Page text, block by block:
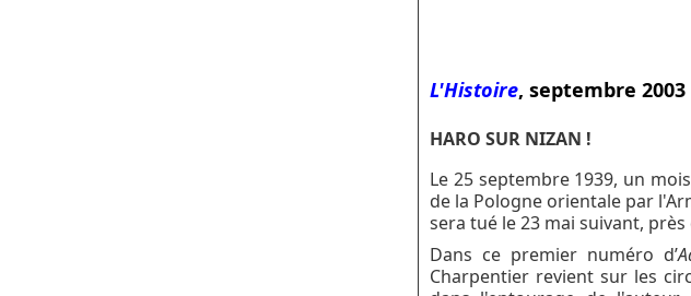
L'Histoire, septembre 2003
HARO SUR NIZAN !
Le 25 septembre 1939, un
de la Pologne orientale par
sera tué le 23 mai suivant,
Dans ce premier numéro d’
Charpentier revient sur les